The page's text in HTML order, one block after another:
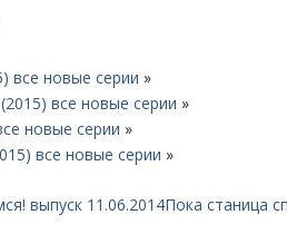
все новые серии »
все новые серии »
новые серии »
все новые серии »
выпуск 11.06.2014Пока станица